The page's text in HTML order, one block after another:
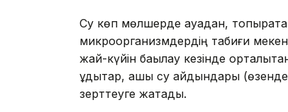
Су көп мөлшерде ауадан,
микроорганизмдердің табиғи
жай-күйін бақылау кезінде
құдықтар, ашық су айдындары
зерттеуге жатады.